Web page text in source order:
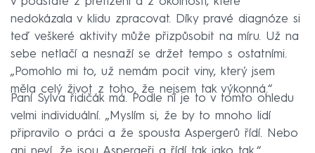
nedokázala v klidu zpracovat. Díky pravé diagnóze si
teď veškeré aktivity může přizpůsobit na míru. Už na
sebe netlačí a nesnaží se držet tempo s ostatními.
„Pomohlo mi to, už nemám pocit viny, který jsem
měla celý život z toho, že nejsem tak výkonná.“
Paní Sylva řidičák má. Podle ní je to v tomto ohledu
velmi individuální. „Myslím si, že by to mnoho lidí
připravilo o práci a že spousta Aspergerů řídí. Nebo